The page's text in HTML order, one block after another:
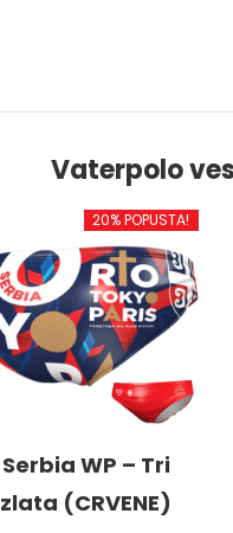
Vaterpolo
20% POPUSTA!
Serbia WP – Tri
zlata (CRVENE)